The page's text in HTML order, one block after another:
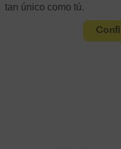
tan único como tú.